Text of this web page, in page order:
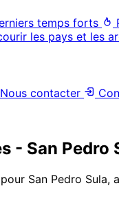
temps forts
les pays et les
Nous contacter
- San Pedro
San Pedro